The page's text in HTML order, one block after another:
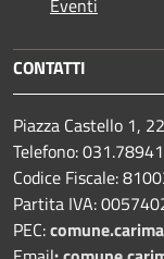
Eventi
CONTATTI
Piazza Castello 1,
Telefono:
Codice Fiscale:
Partita IVA:
PEC: